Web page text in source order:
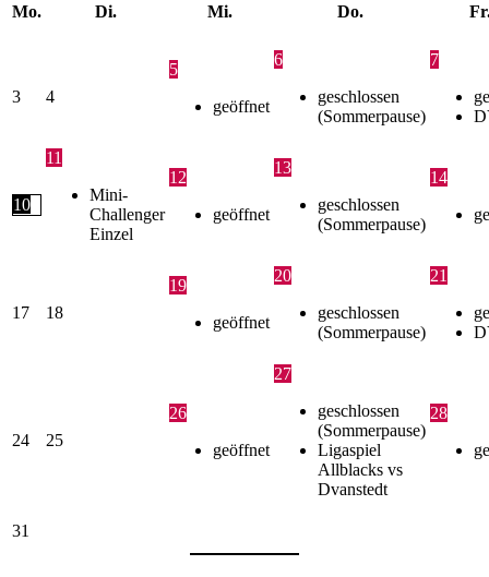
Mo. Di. Mi. Do.
3 4
5
geöffnet
6
geschlossen
(Sommerpause)
7
10
11
Mini-
Challenger
Einzel
12
geöffnet
13
geschlossen
(Sommerpause)
14
17 18
19
geöffnet
20
geschlossen
(Sommerpause)
21
24 25
26
geöffnet
27
geschlossen
(Sommerpause)
Ligaspiel
Allblacks vs
Dvanstedt
28
31